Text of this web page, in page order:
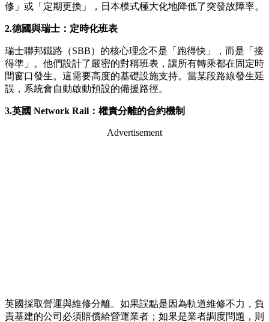
修」或「定期更換」，日本模式極大化地降低了突發故障率。
2.德國與瑞士：定時化班表
瑞士聯邦鐵路（SBB）的核心理念不是「跑得快」，而是「接
得準」。他們設計了嚴密的對稱班表，讓所有轉乘都在固定時
間窗口發生。這需要高度的基礎設施支持。當某段路線發生延
誤，系統會自動啟動預設的備援路徑。
3.英國 Network Rail：權責分離的合約機制
Advertisement
英國採取營運與維修分離。如果誤點是因為軌道維修不力，負
責基建的公司必須賠償給營運業者；如果是業者調度問題，則